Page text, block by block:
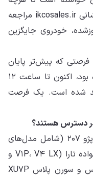
سریع‌تر به سامانه فروش اینترنتی به نشانی ikcosales.ir مراجعه
خودروی جایگزین
که پیش‌تر پایان
روز جمعه ۲۹ خرداد ۱۴۰۵ اعلام شده بود، اکنون تا ساعت ۱۲
۳۰ خرداد ۱۴۰۵ تمدید شده است. یک فرصت
دسترس هستند؟
متقاضیان می‌توانند از میان خانواده پژو ۲۰۷ (شامل مدل‌های
دستی TU۳ و دستی سقف فلزی)، خانواده تارا (V۱P، V۴ LX و
تارا توربوشارژ)، دناپلاس دستی، راناپلاس و سورن پلاس XU۷P